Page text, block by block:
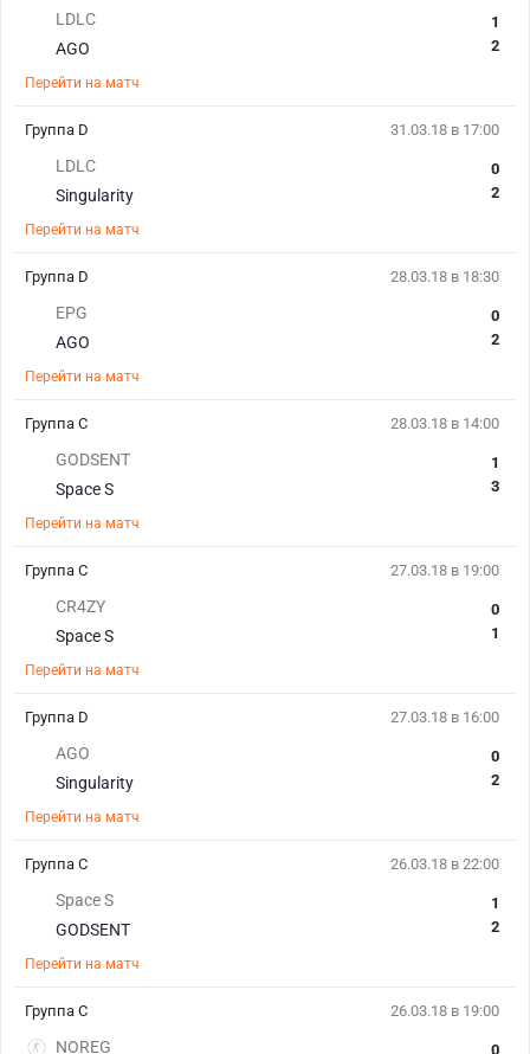
LDLC
AGO
1
2
Перейти на матч
31.03.18 в 17:00
LDLC
Singularity
0
2
Перейти на матч
Группа D
28.03.18 в 18:30
EPG
AGO
0
2
Перейти на матч
Группа D
28.03.18 в 14:00
GODSENT
Space S
1
3
Перейти на матч
Группа C
27.03.18 в 19:00
CR4ZY
Space S
0
1
Перейти на матч
Группа C
27.03.18 в 16:00
AGO
Singularity
0
2
Перейти на матч
Группа D
26.03.18 в 22:00
Space S
GODSENT
1
2
Перейти на матч
Группа C
26.03.18 в 19:00
NOREG 0
Группа C